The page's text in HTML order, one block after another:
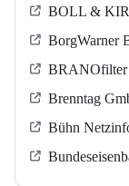
BOLL &
BorgWarner
BRANOfilter
Brenntag
Bühn